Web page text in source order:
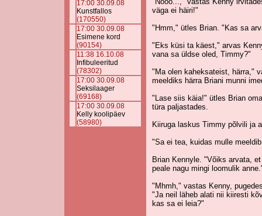
17:00 30.09.08
Kunstfallos
(170550)
17:00 30.09.08
Esimene kord
(90154)
11:38 16.10.08
Infibuleeritud
(78302)
17:00 30.09.08
Seksilaager
(69168)
17:00 30.09.08
Kelly koolipäev
(58980)
väga ei häiri!"
"Hmm," ütles Brian. "Kas sa
"Eks küsi ta käest," arvas
vana sa üldse oled, Timmy?"
"Ma olen kaheksateist, härra,"
meeldiks härra Briani munni
"Lase siis käia!" ütles Brian
türa paljastades.
Kiiruga laskus Timmy põlvili ja
"Sa ei tea, kuidas mulle
Brian Kennyle. "Võiks arvata,
peale nagu mingi loomulik
"Mhmh," vastas Kenny,
"Ja neil läheb alati nii kiiresti
kas sa ei leia?"